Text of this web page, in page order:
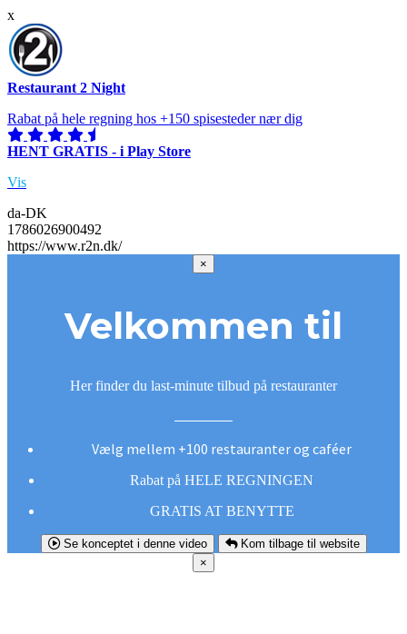
x
Restaurant 2 Night
Rabat på hele regning hos +150 spisesteder nær dig
HENT GRATIS - i Play Store
Vis
da-DK
1786026900492
https://www.r2n.dk/
×
Velkommen til
Her finder du last-minute tilbud på restauranter
Vælg mellem +100 restauranter og caféer
Rabat på HELE REGNINGEN
GRATIS AT BENYTTE
Se konceptet i denne video
Kom tilbage til website
×